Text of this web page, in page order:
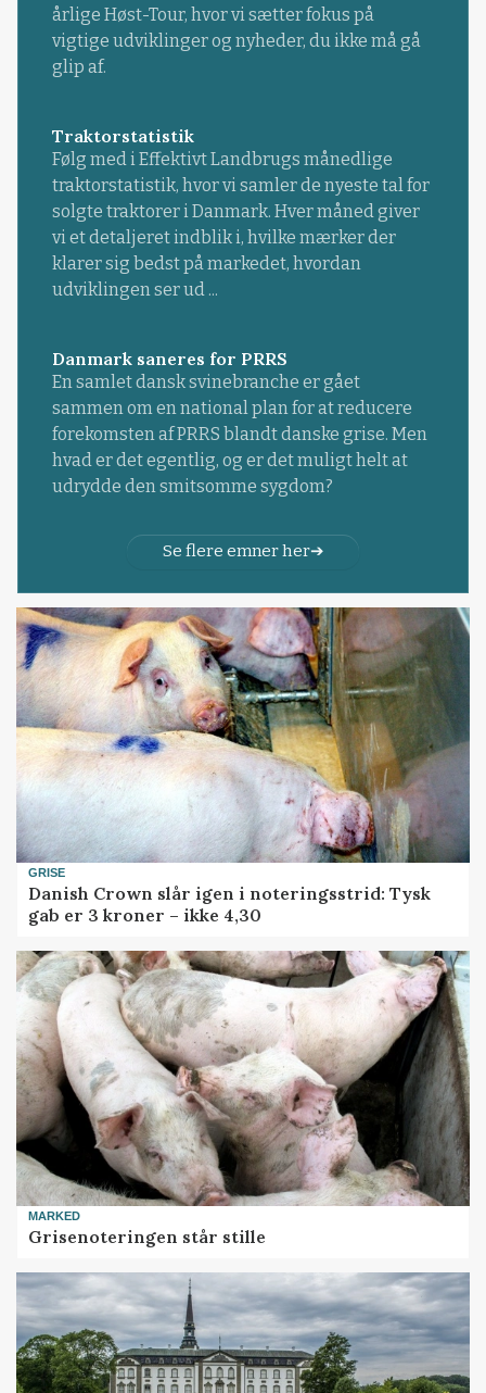
årlige Høst-Tour, hvor vi sætter fokus på
vigtige udviklinger og nyheder, du ikke må gå
glip af.
Traktorstatistik
Følg med i Effektivt Landbrugs månedlige
traktorstatistik, hvor vi samler de nyeste tal for
solgte traktorer i Danmark. Hver måned giver
vi et detaljeret indblik i, hvilke mærker der
klarer sig bedst på markedet, hvordan
udviklingen ser ud ...
Danmark saneres for PRRS
En samlet dansk svinebranche er gået
sammen om en national plan for at reducere
forekomsten af PRRS blandt danske grise. Men
hvad er det egentlig, og er det muligt helt at
udrydde den smitsomme sygdom?
Se flere emner her
GRISE
Danish Crown slår igen i noteringsstrid: Tysk
gab er 3 kroner – ikke 4,30
MARKED
Grisenoteringen står stille